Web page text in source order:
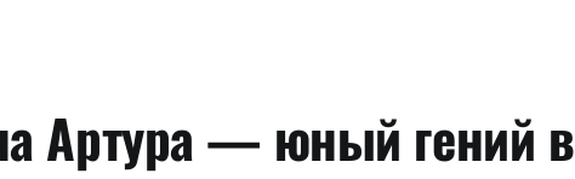
Артура — юный гений в